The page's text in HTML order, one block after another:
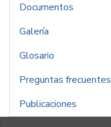
Documentos
Galería
Glosario
Preguntas frecuentes
Publicaciones